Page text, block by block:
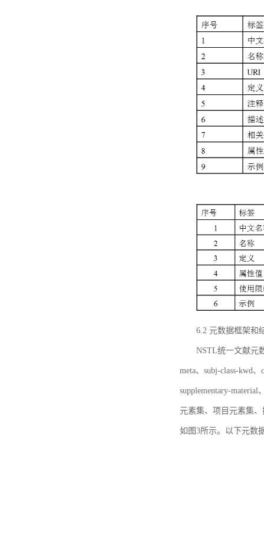
6.2 元数据框架和
NSTL统一文献元
meta、subj-class-kwd
supplementary-
元素集、项目元素集
如图3所示。以下元数